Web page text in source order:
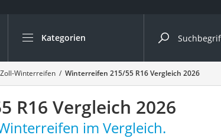
Kategorien
Die beliebtesten Vergleiche nach Kategorie
Auto & Motor
Fahrradträger-Anhängerkupplung (4 Fahrräder)
Fahrradträger
Fahrradträger (Anhängerkupplung)
Winterreifen Winterreifen 215/55 R16 Vergleich 2026
R16 Vergleich 2026
im Vergleich.